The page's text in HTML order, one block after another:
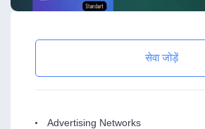
सेवा जोड़ें
Advertising Networks